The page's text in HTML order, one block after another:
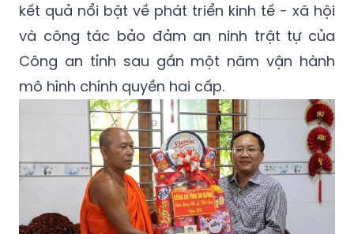
kết quả nổi bật về phát triển kinh tế - xã hội
và công tác bảo đảm an ninh trật tự của
Công an tỉnh sau gần một năm vận hành
mô hình chính quyền hai cấp.